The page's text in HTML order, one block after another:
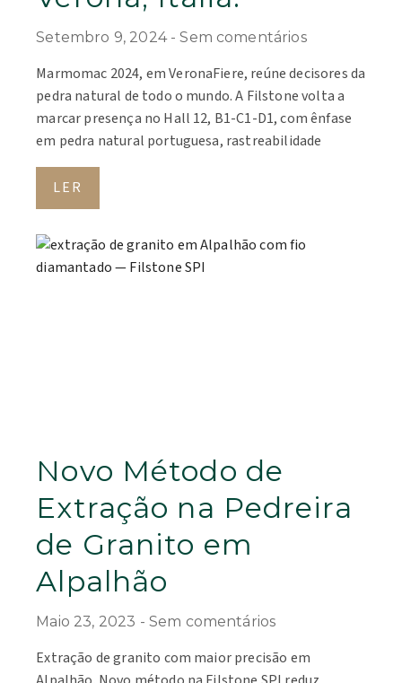
Setembro 9, 2024 Sem comentários
Marmomac 2024, em VeronaFiere, reúne decisores da
pedra natural de todo o mundo. A Filstone volta a
marcar presença no Hall 12, B1-C1-D1, com ênfase
em pedra natural portuguesa, rastreabilidade
LER
Novo Método de
Extração na Pedreira
de Granito em
Alpalhão
Maio 23, 2023 Sem comentários
Extração de granito com maior precisão em